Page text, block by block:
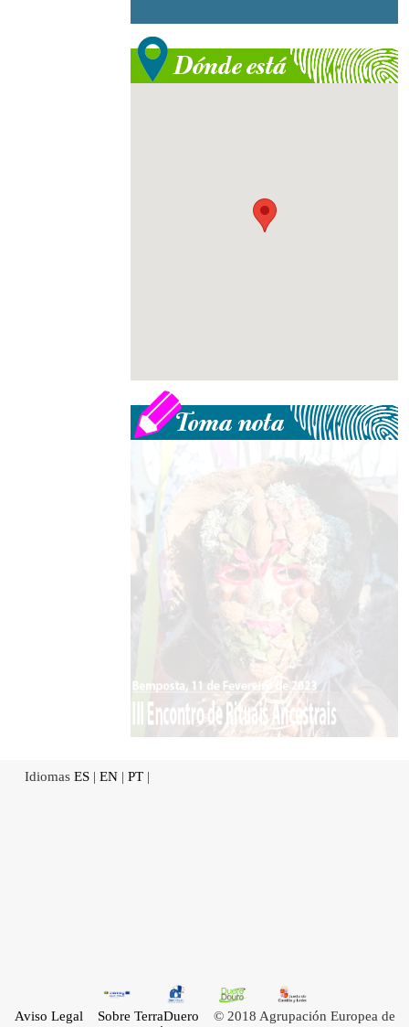
Idiomas ES | EN | PT |
Aviso Legal Sobre TerraDuero © 2018 Agrupación Europea de